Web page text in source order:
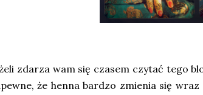
zdarza wam się czasem czytać tego
że henna bardzo zmienia się